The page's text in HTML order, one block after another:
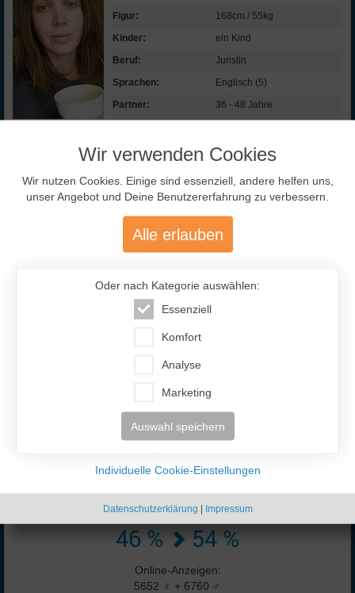
Figur:
168cm / 55kg
Kinder:
ein Kind
Beruf:
Juristin
Sprachen:
Englisch (5)
Partner:
36 - 48 Jahre
InterFriendship lohnt sich
477.200
Über 477.200 aktive Mitglieder
mit über 12.400 aktiven Anzeigen
46 % 54 %
Online-Anzeigen:
5652 ♀ + 6760 ♂
Wir verwenden Cookies
Wir nutzen Cookies. Einige sind essenziell, andere helfen uns,
unser Angebot und Deine Benutzererfahrung zu verbessern.
Alle erlauben
Oder nach Kategorie auswählen:
Essenziell
Komfort
Analyse
Marketing
Auswahl speichern
Individuelle Cookie-Einstellungen
Datenschutzerklärung | Impressum